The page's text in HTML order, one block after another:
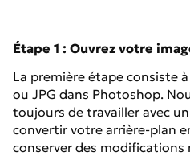
Étape 1 : Ouvrez votre
La première étape consiste
ou JPG dans Photoshop.
toujours de travailler avec
convertir votre arrière-plan
conserver des modifications